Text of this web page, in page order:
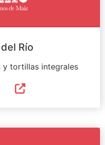
Río
y tortillas integrales